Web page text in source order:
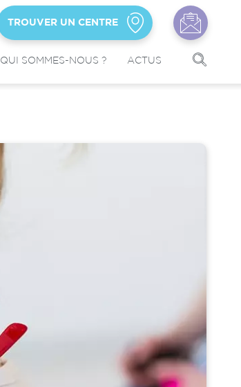
QUI SOMMES-NOUS ? ACTUS
TROUVER UN CENTRE